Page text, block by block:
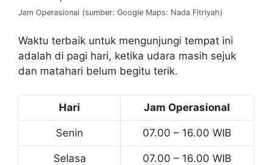
Jam Operasional (sumber: Google Maps: Nada Fitriyah)
Waktu terbaik untuk mengunjungi tempat ini
adalah di pagi hari, ketika udara masih sejuk
dan matahari belum begitu terik.
Hari Jam Operasional
Senin 07.00 – 16.00 WIB
Selasa 07.00 – 16.00 WIB